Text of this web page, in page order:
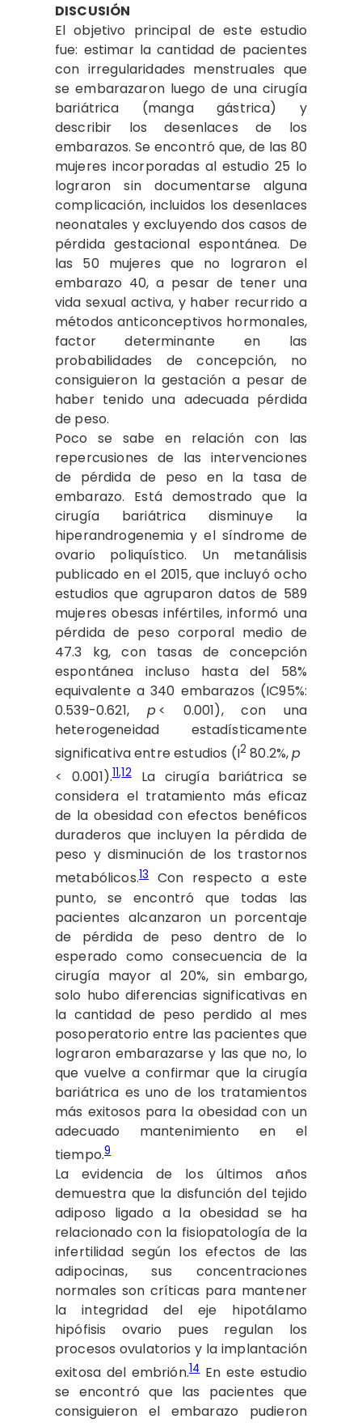
DISCUSIÓN
El objetivo principal de este estudio
fue: estimar la cantidad de pacientes
con irregularidades menstruales que
se embarazaron luego de una cirugía
bariátrica (manga gástrica) y
describir los desenlaces de los
embarazos. Se encontró que, de las 80
mujeres incorporadas al estudio 25 lo
lograron sin documentarse alguna
complicación, incluidos los desenlaces
neonatales y excluyendo dos casos de
pérdida gestacional espontánea. De
las 50 mujeres que no lograron el
embarazo 40, a pesar de tener una
vida sexual activa, y haber recurrido a
métodos anticonceptivos hormonales,
factor determinante en las
probabilidades de concepción, no
consiguieron la gestación a pesar de
haber tenido una adecuada pérdida
de peso.
Poco se sabe en relación con las
repercusiones de las intervenciones
de pérdida de peso en la tasa de
embarazo. Está demostrado que la
cirugía bariátrica disminuye la
hiperandrogenemia y el síndrome de
ovario poliquístico. Un metanálisis
publicado en el 2015, que incluyó ocho
estudios que agruparon datos de 589
mujeres obesas infértiles, informó una
pérdida de peso corporal medio de
47.3 kg, con tasas de concepción
espontánea incluso hasta del 58%
equivalente a 340 embarazos (IC95%:
0.539-0.621, p< 0.001), con una
heterogeneidad estadísticamente
significativa entre estudios (I2 80.2%,p
< 0.001).11,12La cirugía bariátrica se
considera el tratamiento más eficaz
de la obesidad con efectos benéficos
duraderos que incluyen la pérdida de
peso y disminución de los trastornos
metabólicos.13Con respecto a este
punto, se encontró que todas las
pacientes alcanzaron un porcentaje
de pérdida de peso dentro de lo
esperado como consecuencia de la
cirugía mayor al 20%, sin embargo,
solo hubo diferencias significativas en
la cantidad de peso perdido al mes
posoperatorio entre las pacientes que
lograron embarazarse y las que no, lo
que vuelve a confirmar que la cirugía
bariátrica es uno de los tratamientos
más exitosos para la obesidad con un
adecuado mantenimiento en el
tiempo.9
La evidencia de los últimos años
demuestra que la disfunción del tejido
adiposo ligado a la obesidad se ha
relacionado con la fisiopatología de la
infertilidad según los efectos de las
adipocinas, sus concentraciones
normales son críticas para mantener
la integridad del eje hipotálamo
hipófisis ovario pues regulan los
procesos ovulatorios y la implantación
exitosa del embrión.14En este estudio
se encontró que las pacientes que
consiguieron el embarazo pudieron